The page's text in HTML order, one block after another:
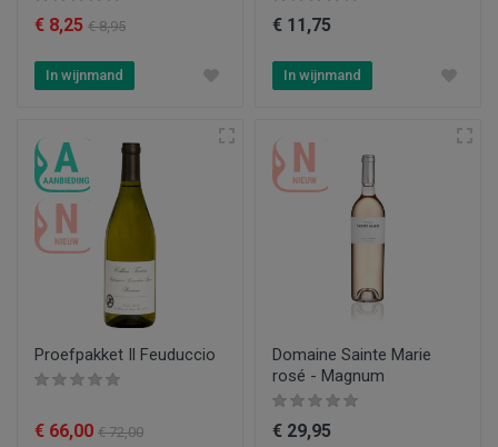
€ 8,25 € 8,95
In wijnmand
€ 11,75
In wijnmand
Proefpakket Il Feuduccio
€ 66,00 € 72,00
Domaine Sainte Marie
rosé - Magnum
€ 29,95